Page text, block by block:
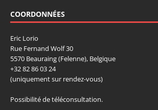
COORDONNÉES
Eric Lorio
Rue Fernand Wolf 30
5570 Beauraing (Felenne), Belgique
+32 82 86 03 24
(uniquement sur rendez-vous)
Possibilité de téléconsultation.